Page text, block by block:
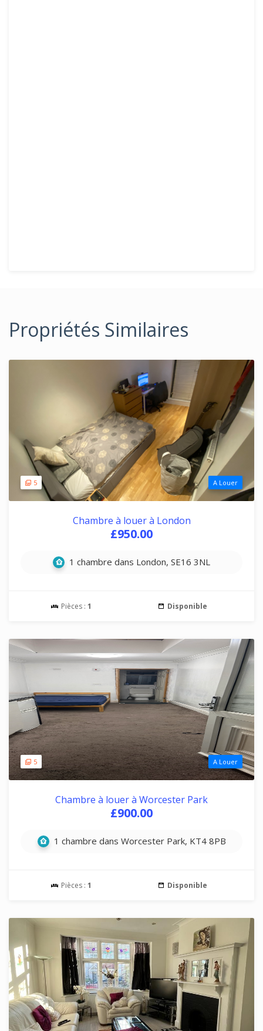
Propriétés Similaires
5 A Louer
Chambre à louer à London
£950.00
1 chambre dans London, SE16 3NL
Pièces : 1 Disponible
5 A Louer
Chambre à louer à Worcester Park
£900.00
1 chambre dans Worcester Park, KT4 8PB
Pièces : 1 Disponible